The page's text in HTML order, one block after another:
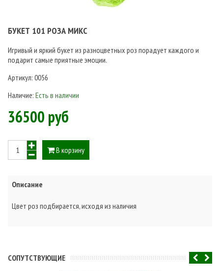
БУКЕТ 101 РОЗА МИКС
Игривый и яркий букет из разноцветных роз порадует каждого и
подарит самые приятные эмоции.
Артикул: 0056
Наличие: Есть в наличии
36500 руб
В корзину
Описание
Цвет роз подбирается, исходя из наличия
CОПУТСТВУЮЩИЕ